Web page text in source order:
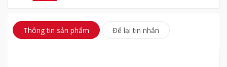
Thông tin sản phẩm Để lại tin nhắn